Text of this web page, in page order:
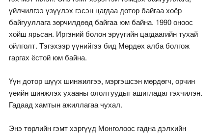
үйлчилгээ үзүүлэх гэсэн цагдаа дотор байгаа хоёр
байгууллага зөрчилдөөд байгаа юм байна. 1990 оноос
хойш ярьсан. Иргэний болон эрүүгийн цагдаагийн тухай
ойлголт. Тэгэхээр үүнийгээ бид Мөрдөх алба болгож
гаргах ёстой юм байна.
Үүн дотор шүүх шинжилгээ, мэргэшсэн мөрдөгч, орчин
үеийн шинжлэх ухааны ололтуудыг ашигладаг гэхчилэн.
Гадаад хамтын ажиллагаа чухал.
Энэ төрлийн гэмт хэргүүд Монголоос гадна дэлхийн